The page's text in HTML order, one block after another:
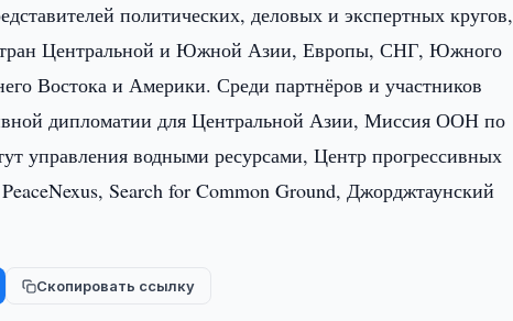
политических, деловых и экспертных кругов,
Центральной и Южной Азии, Европы, СНГ, Южного
Востока и Америки. Среди партнёров и участников
дипломатии для Центральной Азии, Миссия ООН по
управления водными ресурсами, Центр прогрессивных
Search for Common Ground, Джорджтаунский
Скопировать ссылку